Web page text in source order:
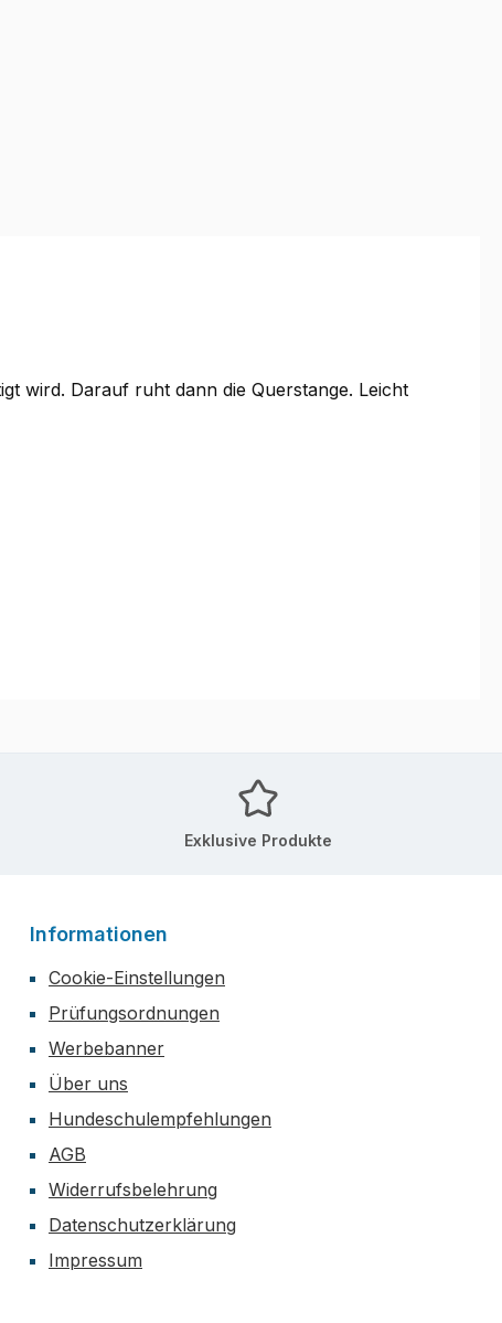
wird. Darauf ruht dann die Querstange. Leicht
Exklusive Produkte
Informationen
Cookie-Einstellungen
Prüfungsordnungen
Werbebanner
Über uns
Hundeschulempfehlungen
AGB
Widerrufsbelehrung
Datenschutzerklärung
Impressum